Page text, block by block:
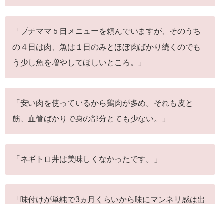
「プチママ５日メニューを頼んでいますが、そのうち
の４日は肉、魚は１日のみとほぼ肉ばかり続くのでも
う少し魚を増やしてほしいところ。」
「安い肉を使っているから鶏肉が多め。それも皮と
筋、血管ばかりで身の部分とても少ない。」
「ネギトロ丼は美味しくなかったです。」
「味付けが単純で3ヵ月くらいから味にマンネリ感は出